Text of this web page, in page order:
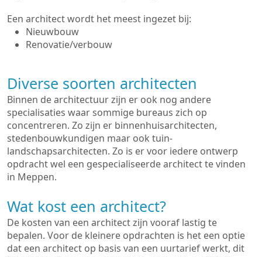
Een architect wordt het meest ingezet bij:
Nieuwbouw
Renovatie/verbouw
Diverse soorten architecten
Binnen de architectuur zijn er ook nog andere
specialisaties waar sommige bureaus zich op
concentreren. Zo zijn er binnenhuisarchitecten,
stedenbouwkundigen maar ook tuin-
landschapsarchitecten. Zo is er voor iedere ontwerp
opdracht wel een gespecialiseerde architect te vinden
in Meppen.
Wat kost een architect?
De kosten van een architect zijn vooraf lastig te
bepalen. Voor de kleinere opdrachten is het een optie
dat een architect op basis van een uurtarief werkt, dit